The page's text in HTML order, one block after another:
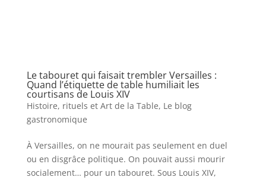
Le tabouret qui faisait trembler Versailles :
Quand l’étiquette de table humiliait les
courtisans de Louis XIV
Histoire, rituels et Art de la Table, Le blog
gastronomique
À Versailles, on ne mourait pas seulement en duel
ou en disgrâce politique. On pouvait aussi mourir
socialement… pour un tabouret. Sous Louis XIV,